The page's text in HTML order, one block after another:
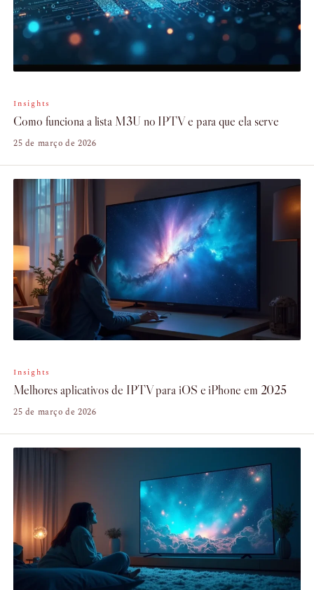
Insights
Como funciona a lista M3U no IPTV e para que ela serve
25 de março de 2026
Insights
Melhores aplicativos de IPTV para iOS e iPhone em 2025
25 de março de 2026